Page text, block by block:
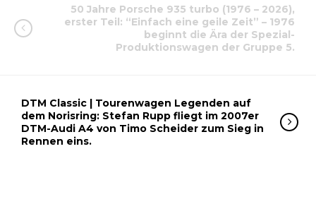
50 Jahre Porsche 935 turbo (1976 – 2026),
erster Teil: “Einfach eine geile Zeit” – 1976
beginnt die Ära der Spezial-
Produktionswagen der Gruppe 5.
DTM Classic | Tourenwagen Legenden auf
dem Norisring: Stefan Rupp fliegt im 2007er
DTM-Audi A4 von Timo Scheider zum Sieg in
Rennen eins.